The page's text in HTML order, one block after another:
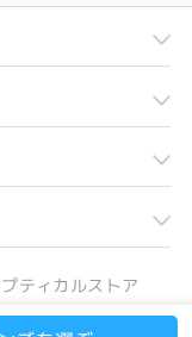
ティカルストア